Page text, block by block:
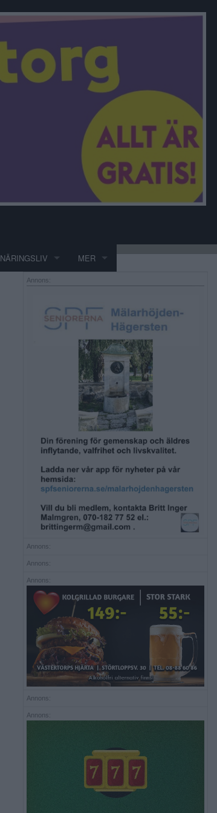
NÄRINGSLIV MER
Annons:
Annons:
Annons:
Annons:
Annons:
Annons: